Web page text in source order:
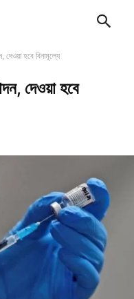
দেওয়া হবে বিনামূল্যে
দেওয়া হবে